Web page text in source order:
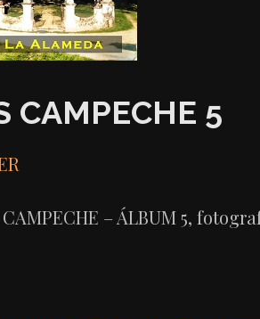
CAMPECHE 5
– ÁLBUM 5,